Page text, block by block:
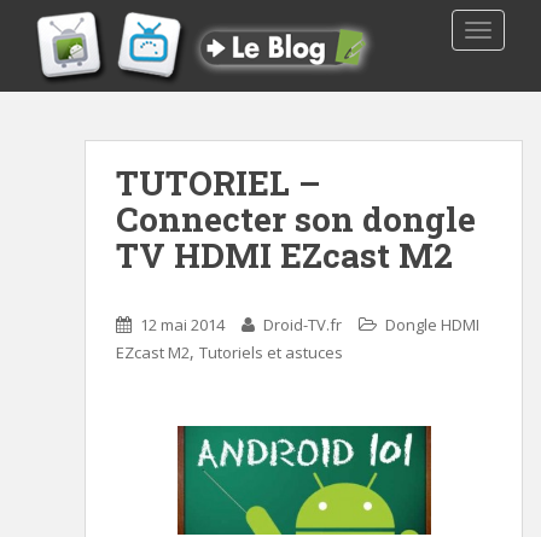
TUTORIEL –
Connecter son dongle
TV HDMI EZcast M2
12 mai 2014 Droid-TV.fr
Dongle HDMI
EZcast M2, Tutoriels et astuces